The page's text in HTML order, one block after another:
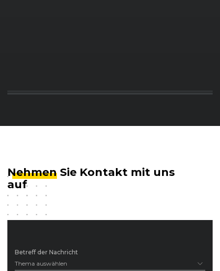
Betreff der Nachricht
Thema auswählen
Nehmen Sie Kontakt mit uns
auf